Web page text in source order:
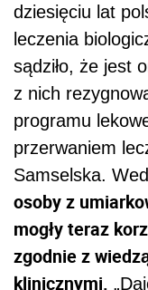
dziesięciu lat
leczenia
sądziło, że jest
z nich
programu
przerwaniem
Samselska.
osoby z
mogły teraz
zgodnie z
klinicznymi.